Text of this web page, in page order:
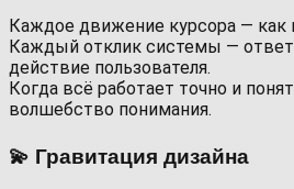
Каждое движение курсорa — как
Каждый отклик системы — ответ
действие пользователя.
Когда всё работает точно и
волшебство понимания.
💫 Гравитация дизайна